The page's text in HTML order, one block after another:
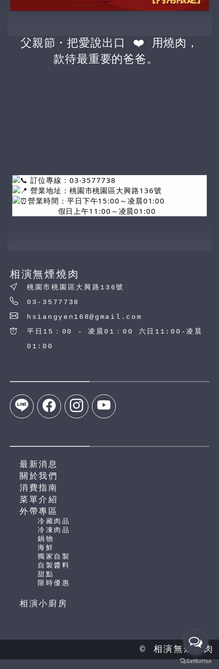
父親節・把愛說出口 ❤️ 用燒肉，
款待最重要的爸爸。
訂位專線：03-3577738
營業地址：桃園市桃園區大興路136號
營業時間：平日下午15:00～凌晨01:00
假日上午11:00～凌晨01:00
相演無煙燒肉
桃園市桃園區大興路136號
03-3577738
hsiangyen168@gmail.com
平日15：00 - 凌晨01：00 六日11:00-凌晨
01:00
最新消息
關於我們
消費指南
菜單介紹
外帶專區
冷藏肉品
冷凍肉品
鍋物
海鮮
獨家自製
自製醬料
甜點
限時優惠
相演小廚房
© 相演無煙燒肉